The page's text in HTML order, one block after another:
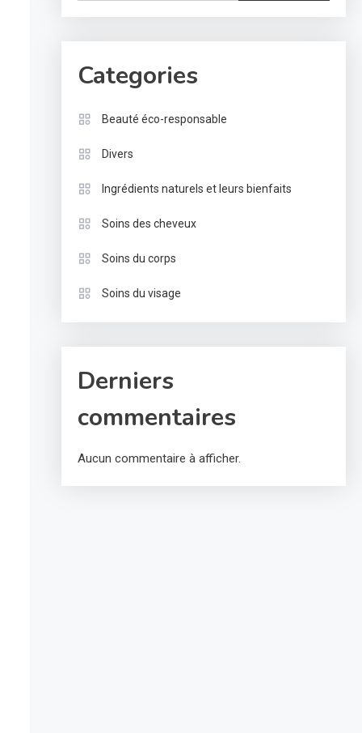
Categories
Beauté éco-responsable
Divers
Ingrédients naturels et leurs bienfaits
Soins des cheveux
Soins du corps
Soins du visage
Derniers
commentaires
Aucun commentaire à afficher.